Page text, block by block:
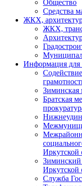
Общество
Средства
ЖКХ,
ЖКХ,
Информация для
Зиминская
Братская
Иркутской
Иркутской
Служба